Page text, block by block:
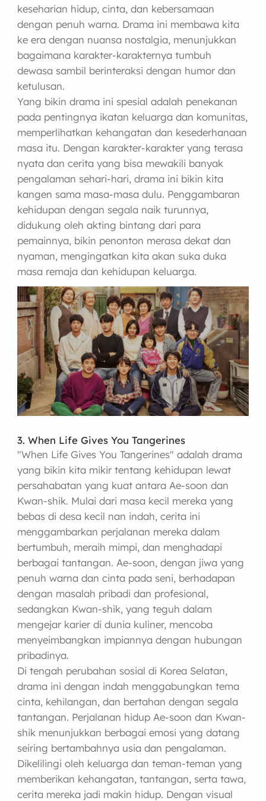
keseharian hidup, cinta, dan kebersamaan
dengan penuh warna. Drama ini membawa kita
ke era dengan nuansa nostalgia, menunjukkan
bagaimana karakter-karakternya tumbuh
dewasa sambil berinteraksi dengan humor dan
ketulusan.
Yang bikin drama ini spesial adalah penekanan
pada pentingnya ikatan keluarga dan komunitas,
memperlihatkan kehangatan dan kesederhanaan
masa itu. Dengan karakter-karakter yang terasa
nyata dan cerita yang bisa mewakili banyak
pengalaman sehari-hari, drama ini bikin kita
kangen sama masa-masa dulu. Penggambaran
kehidupan dengan segala naik turunnya,
didukung oleh akting bintang dari para
pemainnya, bikin penonton merasa dekat dan
nyaman, mengingatkan kita akan suka duka
masa remaja dan kehidupan keluarga.
3. When Life Gives You Tangerines
"When Life Gives You Tangerines" adalah drama
yang bikin kita mikir tentang kehidupan lewat
persahabatan yang kuat antara Ae-soon dan
Kwan-shik. Mulai dari masa kecil mereka yang
bebas di desa kecil nan indah, cerita ini
menggambarkan perjalanan mereka dalam
bertumbuh, meraih mimpi, dan menghadapi
berbagai tantangan. Ae-soon, dengan jiwa yang
penuh warna dan cinta pada seni, berhadapan
dengan masalah pribadi dan profesional,
sedangkan Kwan-shik, yang teguh dalam
mengejar karier di dunia kuliner, mencoba
menyeimbangkan impiannya dengan hubungan
pribadinya.
Di tengah perubahan sosial di Korea Selatan,
drama ini dengan indah menggabungkan tema
cinta, kehilangan, dan bertahan dengan segala
tantangan. Perjalanan hidup Ae-soon dan Kwan-
shik menunjukkan berbagai emosi yang datang
seiring bertambahnya usia dan pengalaman.
Dikelilingi oleh keluarga dan teman-teman yang
memberikan kehangatan, tantangan, serta tawa,
cerita mereka jadi makin hidup. Dengan visual